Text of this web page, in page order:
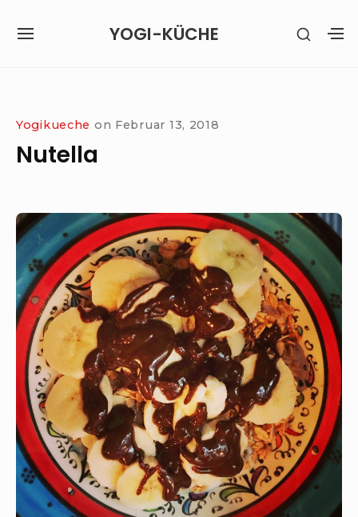
YOGI-KÜCHE
SITE
SHOW
Yogikueche on Februar 13, 2018
Nutella